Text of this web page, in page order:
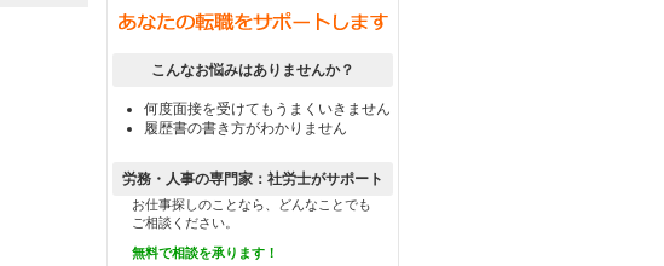
こんなお悩みはありませんか？
何度面接を受けてもうまくいきません
履歴書の書き方がわかりません
労務・人事の専門家：社労士がサポート
お仕事探しのことなら、どんなことでも
ご相談ください。
無料で相談を承ります！